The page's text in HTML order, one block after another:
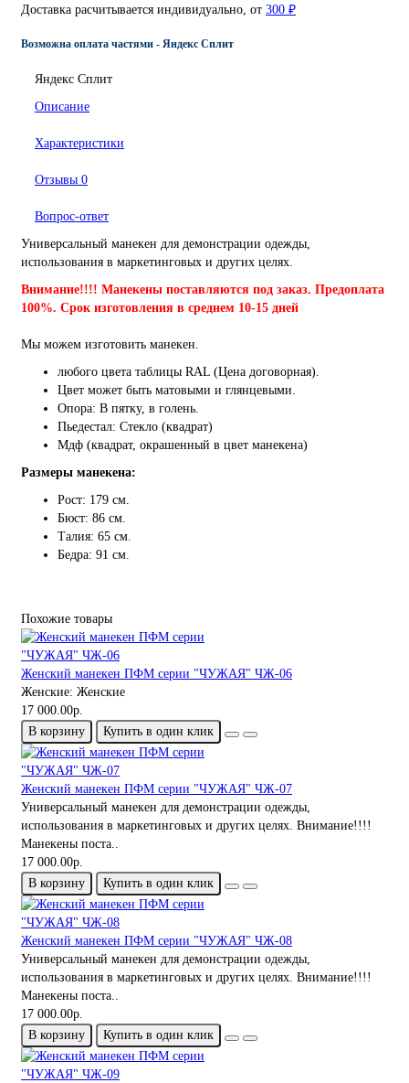
Доставка расчитывается индивидуально, от 300 ₽
Возможна оплата частями - Яндекс Сплит
Яндекс Сплит
Описание
Характеристики
Отзывы 0
Вопрос-ответ
Универсальный манекен для демонстрации одежды,
использования в маркетинговых и других целях.
Внимание!!!! Манекены поставляются под заказ. Предоплата
100%. Срок изготовления в среднем 10-15 дней
Мы можем изготовить манекен.
любого цвета таблицы RAL (Цена договорная).
Цвет может быть матовыми и глянцевыми.
Опора: В пятку, в голень.
Пьедестал: Стекло (квадрат)
Мдф (квадрат, окрашенный в цвет манекена)
Размеры манекена:
Рост: 179 см.
Бюст: 86 см.
Талия: 65 см.
Бедра: 91 см.
Похожие товары
Женский манекен ПФМ серии "ЧУЖАЯ" ЧЖ-06
Женские: Женские
17 000.00р.
В корзину
Купить в один клик
Женский манекен ПФМ серии "ЧУЖАЯ" ЧЖ-07
Универсальный манекен для демонстрации одежды,
использования в маркетинговых и других целях. Внимание!!!!
Манекены поста..
17 000.00р.
В корзину
Купить в один клик
Женский манекен ПФМ серии "ЧУЖАЯ" ЧЖ-08
Универсальный манекен для демонстрации одежды,
использования в маркетинговых и других целях. Внимание!!!!
Манекены поста..
17 000.00р.
В корзину
Купить в один клик